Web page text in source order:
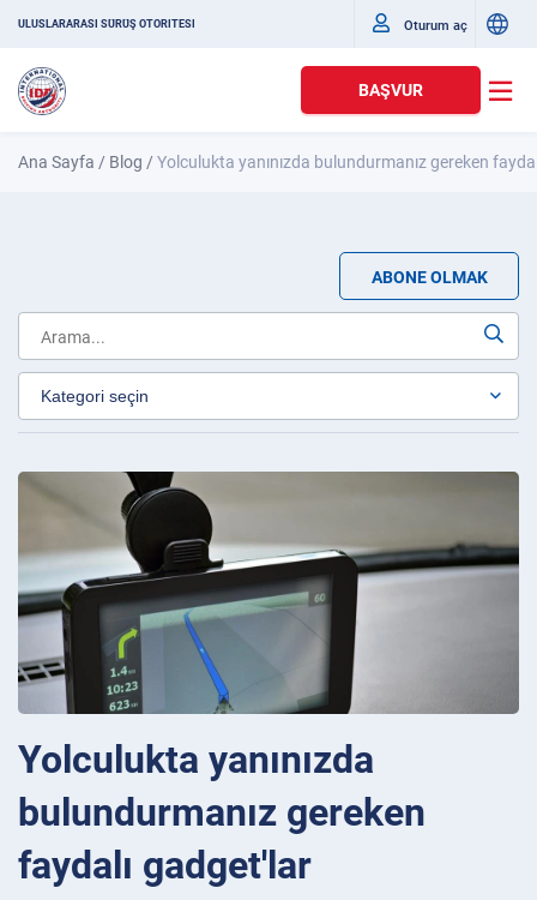
ULUSLARARASI SÜRÜŞ OTORITESI Oturum aç
BAŞVUR
Ana Sayfa / Blog /Yolculukta yanınızda bulundurmanız gereken
ABONE OLMAK
Yolculukta yanınızda
bulundurmanız gereken
faydalı gadget'lar